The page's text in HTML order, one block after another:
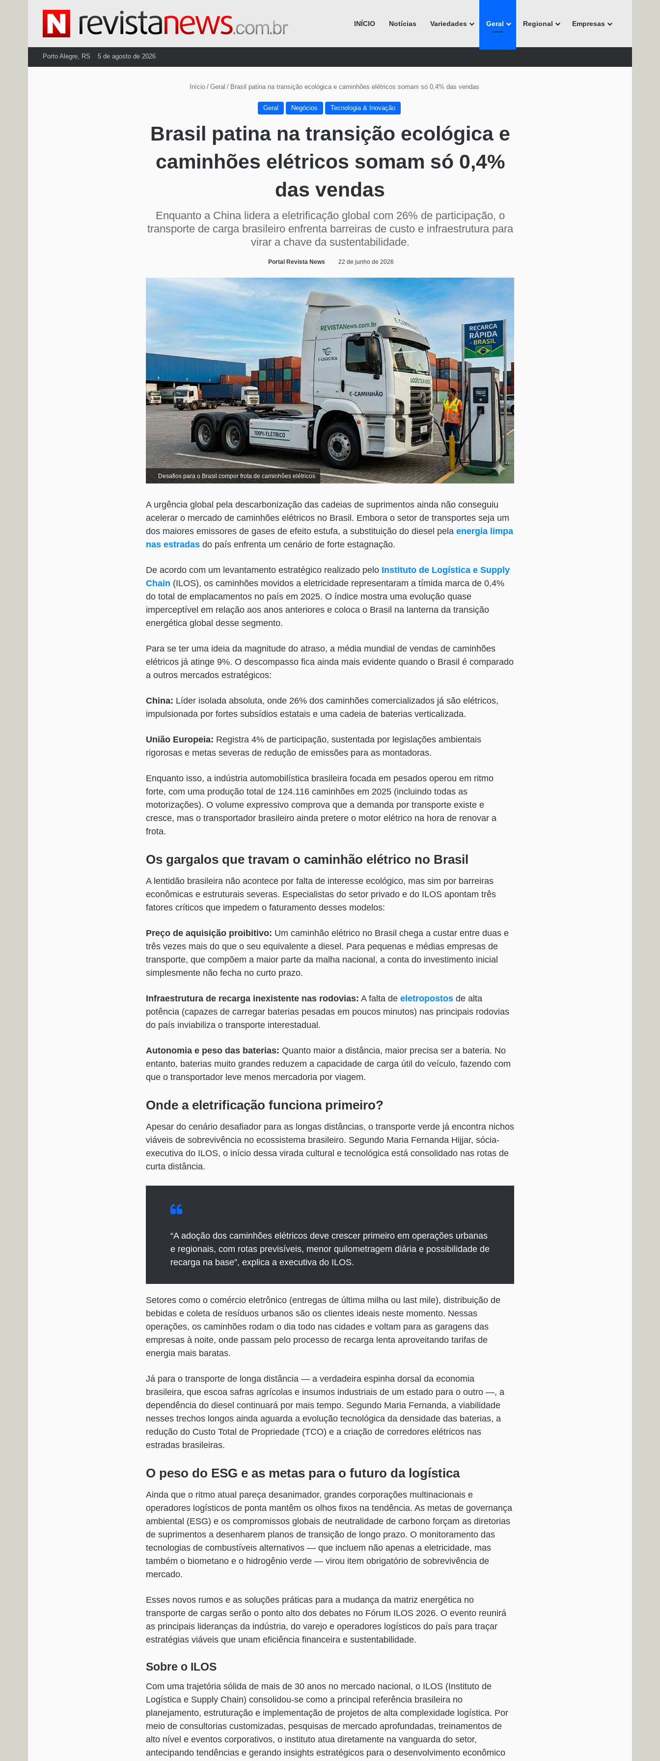
INÍCIO Notícias Variedades Geral Regional Empresas
Porto Alegre, RS 5 de agosto de 2026
Início / Geral / Brasil patina na transição ecológica e caminhões elétricos somam só 0,4% das vendas
Geral Negócios Tecnologia & Inovação
Brasil patina na transição ecológica e
caminhões elétricos somam só 0,4%
das vendas
Enquanto a China lidera a eletrificação global com 26% de participação, o
transporte de carga brasileiro enfrenta barreiras de custo e infraestrutura para
virar a chave da sustentabilidade.
Portal Revista News 22 de junho de 2026
Desafios para o Brasil compor frota de caminhões elétricos
A urgência global pela descarbonização das cadeias de suprimentos ainda não conseguiu
acelerar o mercado de caminhões elétricos no Brasil. Embora o setor de transportes seja um
dos maiores emissores de gases de efeito estufa, a substituição do diesel pela energia limpa
nas estradas do país enfrenta um cenário de forte estagnação.
De acordo com um levantamento estratégico realizado pelo Instituto de Logística e Supply
Chain (ILOS), os caminhões movidos a eletricidade representaram a tímida marca de 0,4%
do total de emplacamentos no país em 2025. O índice mostra uma evolução quase
imperceptível em relação aos anos anteriores e coloca o Brasil na lanterna da transição
energética global desse segmento.
Para se ter uma ideia da magnitude do atraso, a média mundial de vendas de caminhões
elétricos já atinge 9%. O descompasso fica ainda mais evidente quando o Brasil é comparado
a outros mercados estratégicos:
China: Líder isolada absoluta, onde 26% dos caminhões comercializados já são elétricos,
impulsionada por fortes subsídios estatais e uma cadeia de baterias verticalizada.
União Europeia: Registra 4% de participação, sustentada por legislações ambientais
rigorosas e metas severas de redução de emissões para as montadoras.
Enquanto isso, a indústria automobilística brasileira focada em pesados operou em ritmo
forte, com uma produção total de 124.116 caminhões em 2025 (incluindo todas as
motorizações). O volume expressivo comprova que a demanda por transporte existe e
cresce, mas o transportador brasileiro ainda pretere o motor elétrico na hora de renovar a
frota.
Os gargalos que travam o caminhão elétrico no Brasil
A lentidão brasileira não acontece por falta de interesse ecológico, mas sim por barreiras
econômicas e estruturais severas. Especialistas do setor privado e do ILOS apontam três
fatores críticos que impedem o faturamento desses modelos:
Preço de aquisição proibitivo: Um caminhão elétrico no Brasil chega a custar entre duas e
três vezes mais do que o seu equivalente a diesel. Para pequenas e médias empresas de
transporte, que compõem a maior parte da malha nacional, a conta do investimento inicial
simplesmente não fecha no curto prazo.
Infraestrutura de recarga inexistente nas rodovias: A falta de eletropostos de alta
potência (capazes de carregar baterias pesadas em poucos minutos) nas principais rodovias
do país inviabiliza o transporte interestadual.
Autonomia e peso das baterias: Quanto maior a distância, maior precisa ser a bateria. No
entanto, baterias muito grandes reduzem a capacidade de carga útil do veículo, fazendo com
que o transportador leve menos mercadoria por viagem.
Onde a eletrificação funciona primeiro?
Apesar do cenário desafiador para as longas distâncias, o transporte verde já encontra nichos
viáveis de sobrevivência no ecossistema brasileiro. Segundo Maria Fernanda Hijjar, sócia-
executiva do ILOS, o início dessa virada cultural e tecnológica está consolidado nas rotas de
curta distância.
“A adoção dos caminhões elétricos deve crescer primeiro em operações urbanas
e regionais, com rotas previsíveis, menor quilometragem diária e possibilidade de
recarga na base”, explica a executiva do ILOS.
Setores como o comércio eletrônico (entregas de última milha ou last mile), distribuição de
bebidas e coleta de resíduos urbanos são os clientes ideais neste momento. Nessas
operações, os caminhões rodam o dia todo nas cidades e voltam para as garagens das
empresas à noite, onde passam pelo processo de recarga lenta aproveitando tarifas de
energia mais baratas.
Já para o transporte de longa distância — a verdadeira espinha dorsal da economia
brasileira, que escoa safras agrícolas e insumos industriais de um estado para o outro —, a
dependência do diesel continuará por mais tempo. Segundo Maria Fernanda, a viabilidade
nesses trechos longos ainda aguarda a evolução tecnológica da densidade das baterias, a
redução do Custo Total de Propriedade (TCO) e a criação de corredores elétricos nas
estradas brasileiras.
O peso do ESG e as metas para o futuro da logística
Ainda que o ritmo atual pareça desanimador, grandes corporações multinacionais e
operadores logísticos de ponta mantêm os olhos fixos na tendência. As metas de governança
ambiental (ESG) e os compromissos globais de neutralidade de carbono forçam as diretorias
de suprimentos a desenharem planos de transição de longo prazo. O monitoramento das
tecnologias de combustíveis alternativos — que incluem não apenas a eletricidade, mas
também o biometano e o hidrogênio verde — virou item obrigatório de sobrevivência de
mercado.
Esses novos rumos e as soluções práticas para a mudança da matriz energética no
transporte de cargas serão o ponto alto dos debates no Fórum ILOS 2026. O evento reunirá
as principais lideranças da indústria, do varejo e operadores logísticos do país para traçar
estratégias viáveis que unam eficiência financeira e sustentabilidade.
Sobre o ILOS
Com uma trajetória sólida de mais de 30 anos no mercado nacional, o ILOS (Instituto de
Logística e Supply Chain) consolidou-se como a principal referência brasileira no
planejamento, estruturação e implementação de projetos de alta complexidade logística. Por
meio de consultorias customizadas, pesquisas de mercado aprofundadas, treinamentos de
alto nível e eventos corporativos, o instituto atua diretamente na vanguarda do setor,
antecipando tendências e gerando insights estratégicos para o desenvolvimento econômico